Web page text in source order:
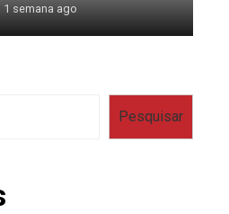
1 semana ago
Pesquisar